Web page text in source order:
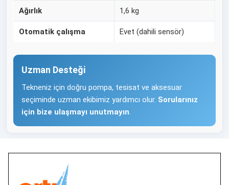
Ağırlık 1,6 kg
Otomatik çalışma Evet (dahili sensör)
Uzman Desteği
Tekneniz için doğru pompa, tesisat ve aksesuar
seçiminde uzman ekibimiz yardımcı olur. Sorularınız
için bize ulaşmayı unutmayın.